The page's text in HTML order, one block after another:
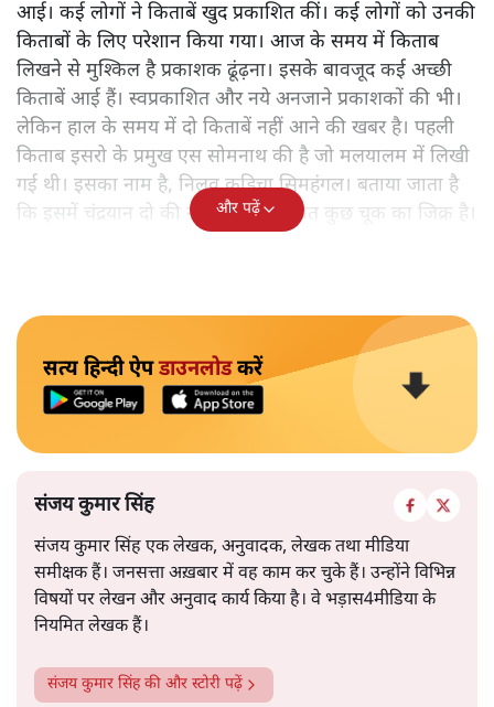
आई। कई लोगों ने किताबें खुद प्रकाशित कीं। कई लोगों को उनकी
किताबों के लिए परेशान किया गया। आज के समय में किताब
लिखने से मुश्किल है प्रकाशक ढूंढ़ना। इसके बावजूद कई अच्छी
किताबें आई हैं। स्वप्रकाशित और नये अनजाने प्रकाशकों की भी।
लेकिन हाल के समय में दो किताबें नहीं आने की खबर है। पहली
किताब इसरो के प्रमुख एस सोमनाथ की है जो मलयालम में लिखी
गई थी। इसका नाम है, निलवु कुडिचा सिमहंगल। बताया जाता है
कि इसमें चंद्रयान दो की नाकामी से संबंधित कुछ चूक का जिक्र है।
और पढ़ें
सत्य हिन्दी ऐपडाउनलोडकरें
संजय कुमार सिंह
संजय कुमार सिंह एक लेखक, अनुवादक, लेखक तथा मीडिया
समीक्षक हैं। जनसत्ता अख़बार में वह काम कर चुके हैं। उन्होंने विभिन्न
विषयों पर लेखन और अनुवाद कार्य किया है। वे भड़ास4मीडिया के
नियमित लेखक हैं।
संजय कुमार सिंहकी और स्टोरी पढ़ें